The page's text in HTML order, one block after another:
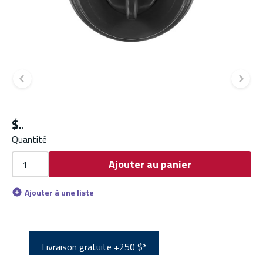
Diapositive précédente
$
Quantité
Ajouter au panier
Ajouter à une liste
Livraison gratuite +250 $*